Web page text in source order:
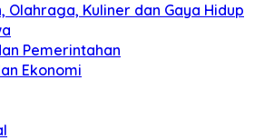
Olahraga, Kuliner dan Gaya Hidup
Pemerintahan
Ekonomi